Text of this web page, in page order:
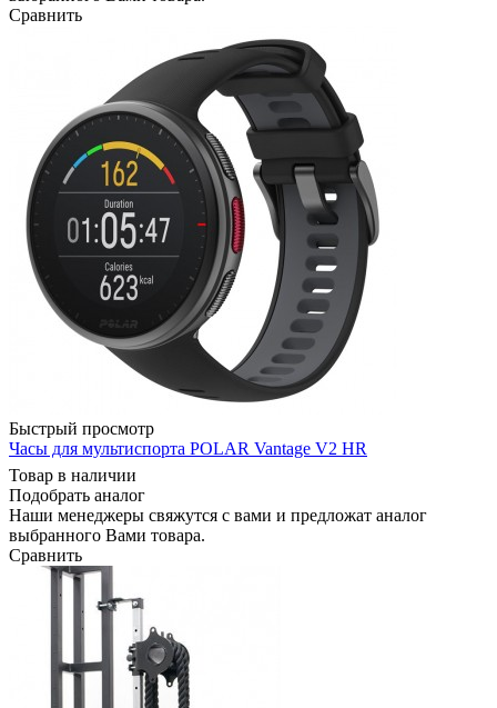
Сравнить
Быстрый просмотр
Часы для мультиспорта POLAR Vantage V2 HR
Товар в наличии
Подобрать аналог
Наши менеджеры свяжутся с вами и предложат аналог
выбранного Вами товара.
Сравнить